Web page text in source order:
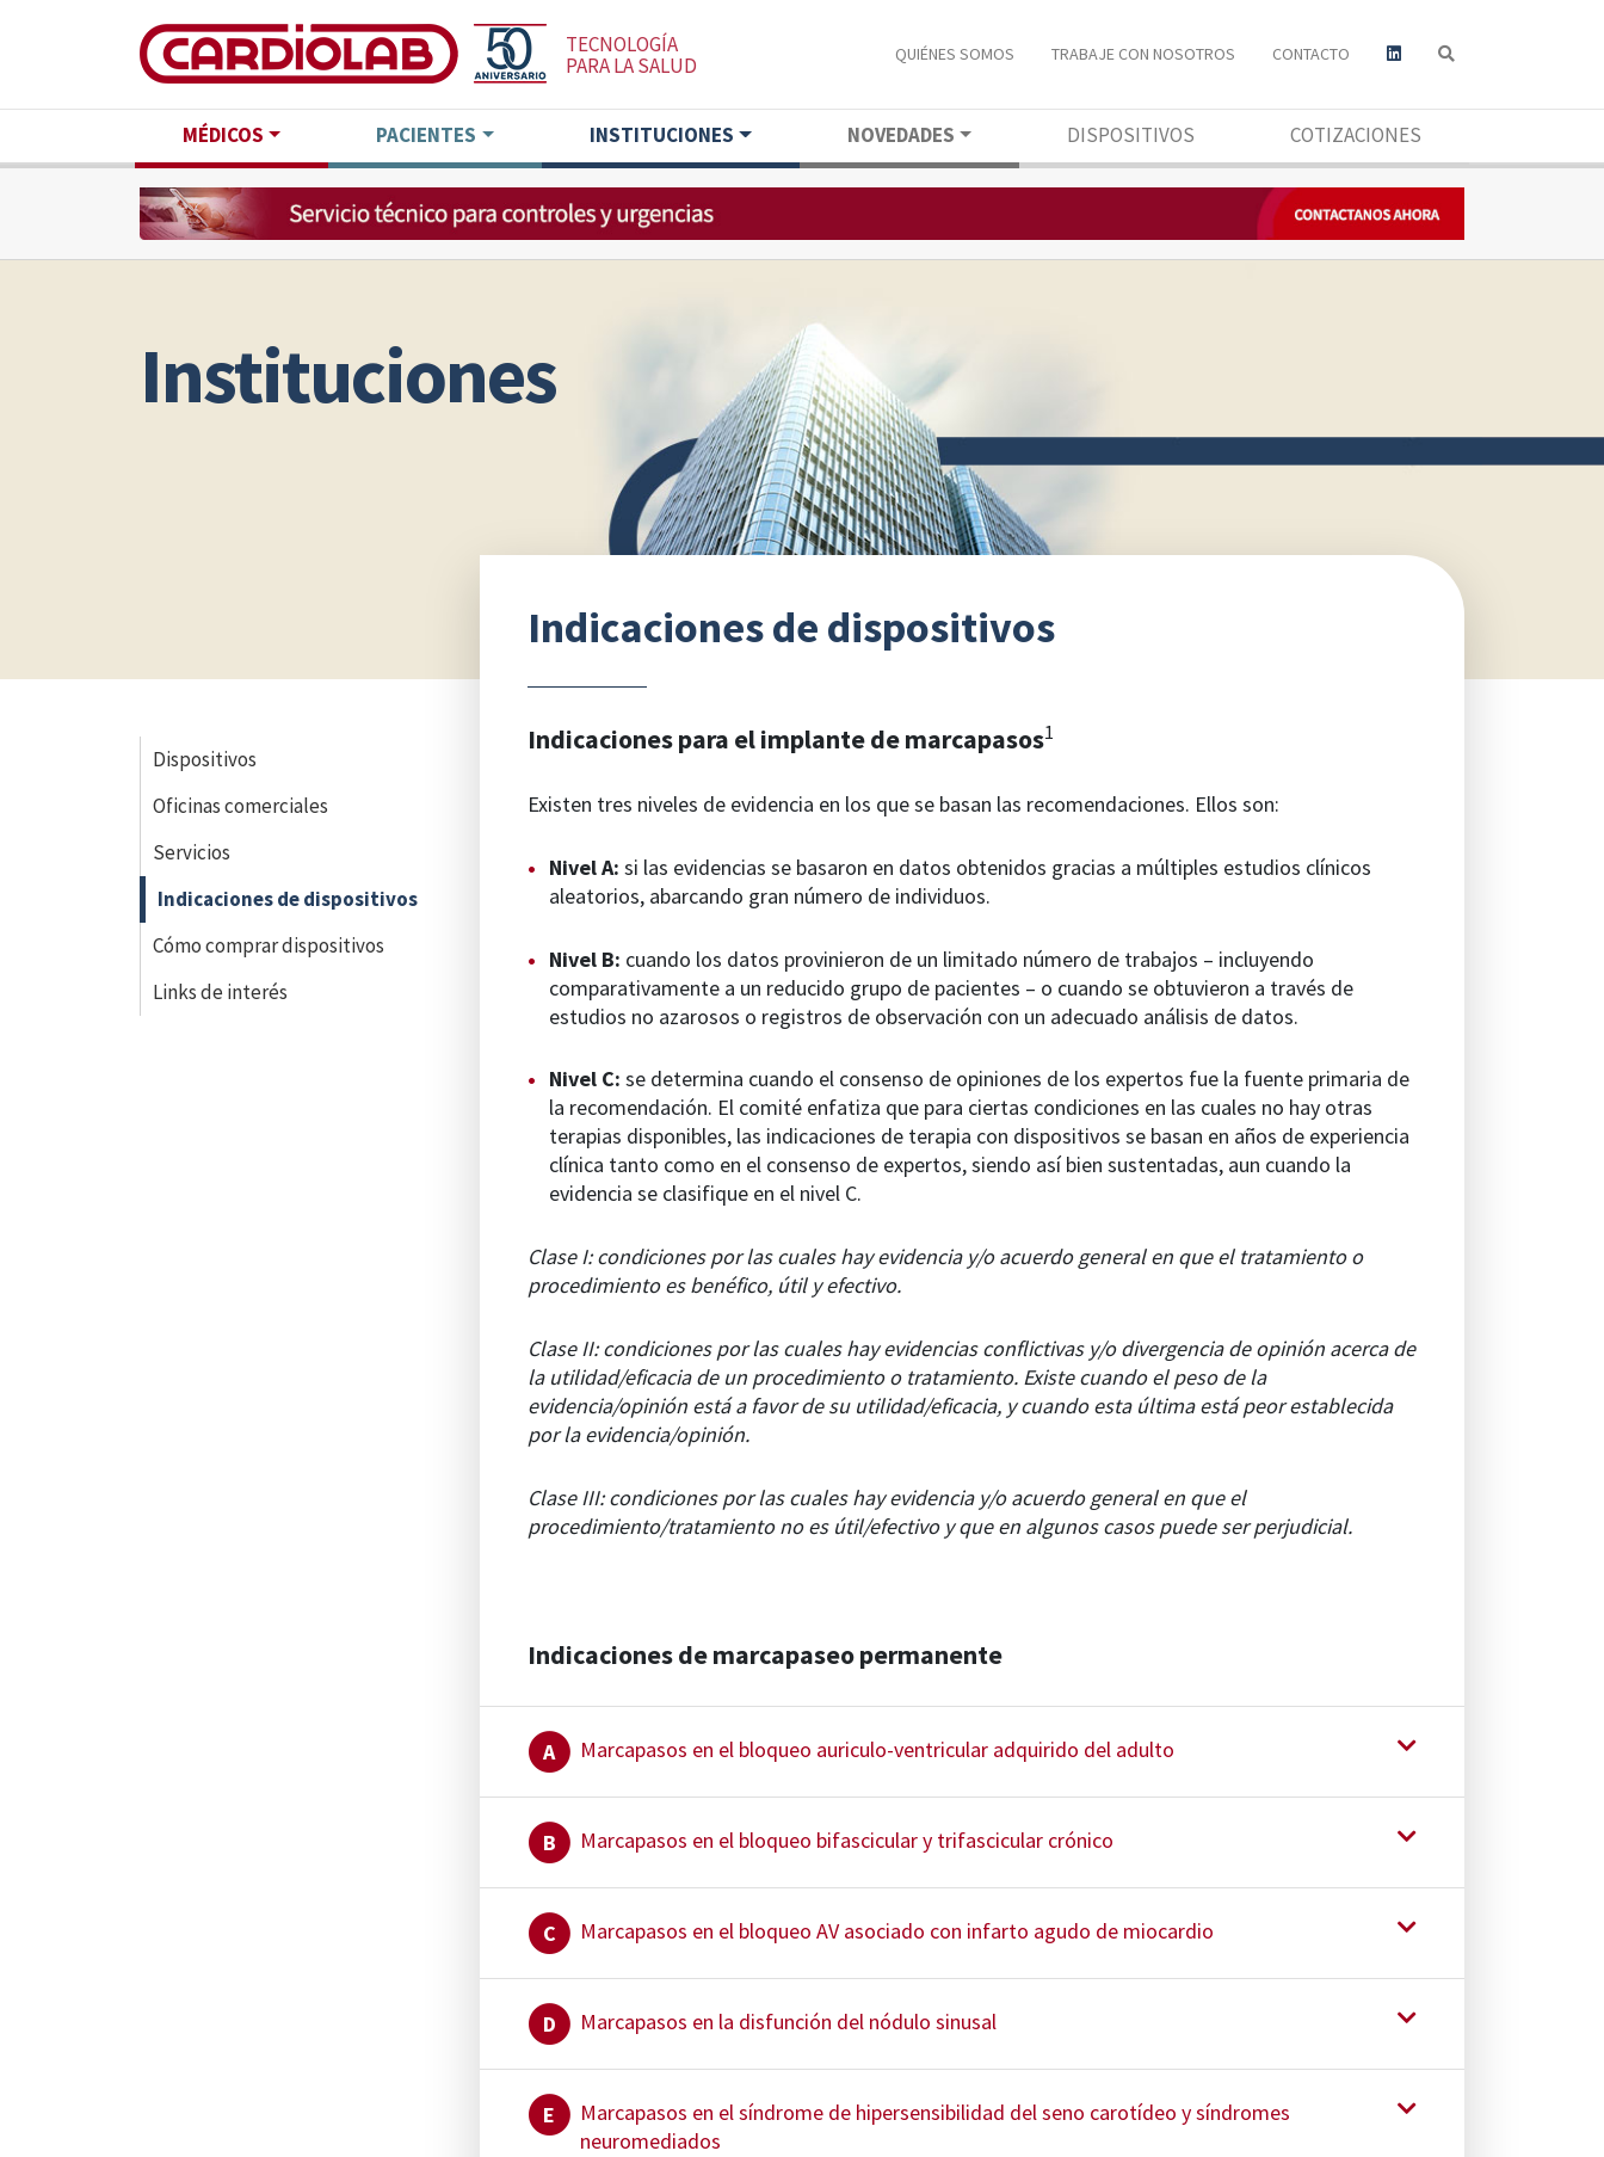
TECNOLOGÍA
PARA LA SALUD
QUIÉNES SOMOS TRABAJE CON NOSOTROS CONTACTO
MÉDICOS PACIENTES INSTITUCIONES NOVEDADES DISPOSITIVOS COTIZACIONES
Instituciones
Dispositivos
Oficinas comerciales
Servicios
Indicaciones de dispositivos
Cómo comprar dispositivos
Links de interés
Indicaciones de dispositivos
Indicaciones para el implante de marcapasos1
Existen tres niveles de evidencia en los que se basan las recomendaciones. Ellos son:
Nivel A: si las evidencias se basaron en datos obtenidos gracias a múltiples estudios clínicos
aleatorios, abarcando gran número de individuos.
Nivel B: cuando los datos provinieron de un limitado número de trabajos – incluyendo
comparativamente a un reducido grupo de pacientes – o cuando se obtuvieron a través de
estudios no azarosos o registros de observación con un adecuado análisis de datos.
Nivel C: se determina cuando el consenso de opiniones de los expertos fue la fuente primaria de
la recomendación. El comité enfatiza que para ciertas condiciones en las cuales no hay otras
terapias disponibles, las indicaciones de terapia con dispositivos se basan en años de experiencia
clínica tanto como en el consenso de expertos, siendo así bien sustentadas, aun cuando la
evidencia se clasifique en el nivel C.
Clase I: condiciones por las cuales hay evidencia y/o acuerdo general en que el tratamiento o
procedimiento es benéfico, útil y efectivo.
Clase II: condiciones por las cuales hay evidencias conflictivas y/o divergencia de opinión acerca de
la utilidad/eficacia de un procedimiento o tratamiento. Existe cuando el peso de la
evidencia/opinión está a favor de su utilidad/eficacia, y cuando esta última está peor establecida
por la evidencia/opinión.
Clase III: condiciones por las cuales hay evidencia y/o acuerdo general en que el
procedimiento/tratamiento no es útil/efectivo y que en algunos casos puede ser perjudicial.
Indicaciones de marcapaseo permanente
A Marcapasos en el bloqueo auriculo-ventricular adquirido del adulto
B Marcapasos en el bloqueo bifascicular y trifascicular crónico
C Marcapasos en el bloqueo AV asociado con infarto agudo de miocardio
D Marcapasos en la disfunción del nódulo sinusal
E
Marcapasos en el síndrome de hipersensibilidad del seno carotídeo y síndromes
neuromediados